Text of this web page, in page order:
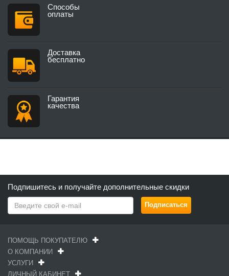
Способы
оплаты
Доставка
бесплатно
Гарантия
качества
Подпишитесь и получайте дополнительные скидки
ПОМОЩЬ ПОКУПАТЕЛЮ
О КОМПАНИИ
УСЛУГИ
ЛИЧНЫЙ КАБИНЕТ